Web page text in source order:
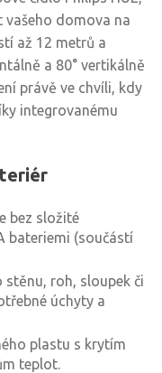
vašeho domova na
až 12 metrů a
a 80° vertikálně
právě ve chvíli, kdy
integrovanému
bez složité
bateriemi (součástí
stěnu, roh, sloupek či
úchyty a
plastu s krytím
teplot.